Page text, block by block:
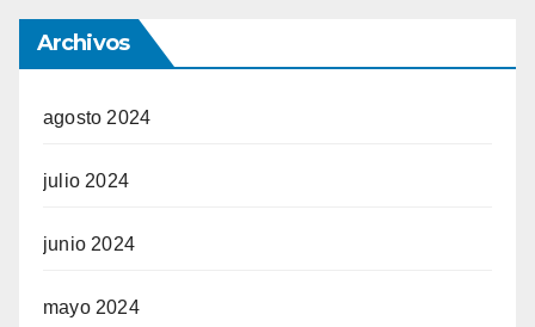
Archivos
agosto 2024
julio 2024
junio 2024
mayo 2024